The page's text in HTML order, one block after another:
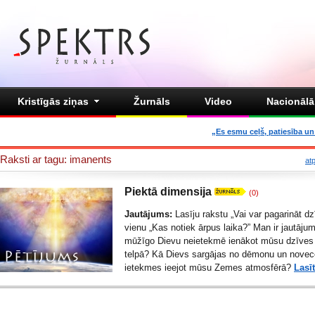
Kristīgās ziņas Žurnāls Video
„Es esmu ceļš, patiesība
Raksti ar tagu: imanents
Piektā dimensija (0)
Jautājums: Lasīju rakstu „Vai var pagarināt
vienu „Kas notiek ārpus laika?” Man ir
mūžīgo Dievu neietekmē ienākot mūsu
telpā? Kā Dievs sargājas no dēmonu un
ietekmes ieejot mūsu Zemes atmosfērā?